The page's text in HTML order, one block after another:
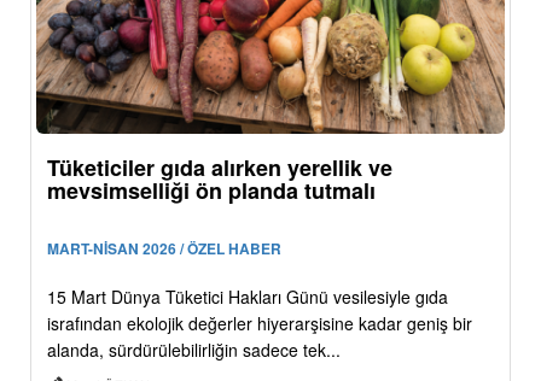
Tüketiciler gıda alırken yerellik ve
mevsimselliği ön planda tutmalı
MART-NİSAN 2026 / ÖZEL HABER
15 Mart Dünya Tüketici Hakları Günü vesilesiyle gıda
israfından ekolojik değerler hiyerarşisine kadar geniş bir
alanda, sürdürülebilirliğin sadece tek...